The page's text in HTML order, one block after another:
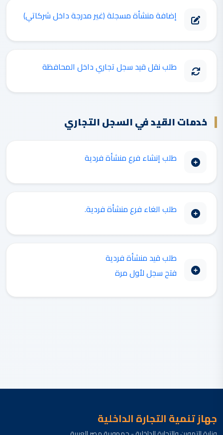
إضافة منشأة مسجلة (غير مدرجة داخل شركاتي)
طلب نقل قيد سجل تجاري داخل المحافظة
خدمات القيد في السجل التجاري
طلب إنشاء فرع منشأة فردية
طلب الغاء فرع منشأة فردية.
طلب قيد منشأة فردية
فتح سجل لأول مرة
جهاز تنمية التجارة الداخلية